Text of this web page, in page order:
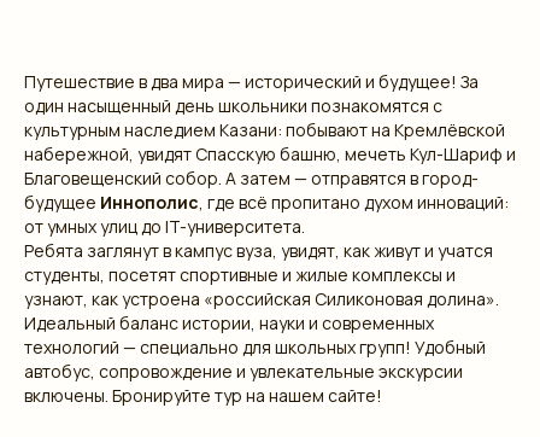
Путешествие в два мира — исторический и будущее! За
один насыщенный день школьники познакомятся с
культурным наследием Казани: побывают на Кремлёвской
набережной, увидят Спасскую башню, мечеть Кул-Шариф и
Благовещенский собор. А затем — отправятся в город-
будущее Иннополис , где всё пропитано духом инноваций:
от умных улиц до IT-университета.
Ребята заглянут в кампус вуза, увидят, как живут и учатся
студенты, посетят спортивные и жилые комплексы и
узнают, как устроена «российская Силиконовая долина».
Идеальный баланс истории, науки и современных
технологий — специально для школьных групп! Удобный
автобус, сопровождение и увлекательные экскурсии
включены. Бронируйте тур на нашем сайте!